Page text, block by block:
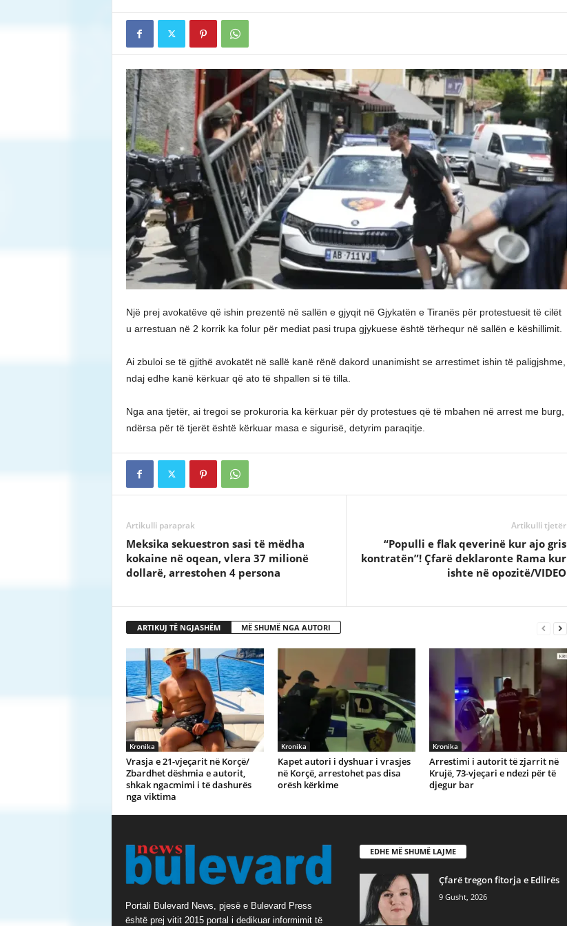
Një prej avokatëve që ishin prezentë në sallën e gjyqit në Gjykatën e Tiranës për protestuesit të cilët
u arrestuan në 2 korrik ka folur për mediat pasi trupa gjykuese është tërhequr në sallën e këshillimit.
Ai zbuloi se të gjithë avokatët në sallë kanë rënë dakord unanimisht se arrestimet ishin të paligjshme,
ndaj edhe kanë kërkuar që ato të shpallen si të tilla.
Nga ana tjetër, ai tregoi se prokuroria ka kërkuar për dy protestues që të mbahen në arrest me burg,
ndërsa për të tjerët është kërkuar masa e sigurisë, detyrim paraqitje.
Artikulli paraprak
Meksika sekuestron sasi të mëdha
kokaine në oqean, vlera 37 milionë
dollarë, arrestohen 4 persona
Artikulli tjetër
“Populli e flak qeverinë kur ajo gris
kontratën”! Çfarë deklaronte Rama kur
ishte në opozitë/VIDEO
ARTIKUJ TË NGJASHËM MË SHUMË NGA AUTORI
Kronika
Vrasja e 21-vjeçarit në Korçë/
Zbardhet dëshmia e autorit,
shkak ngacmimi i të dashurës
nga viktima
Kronika
Kapet autori i dyshuar i vrasjes
në Korçë, arrestohet pas disa
orësh kërkime
Kronika
Arrestimi i autorit të zjarrit në
Krujë, 73-vjeçari e ndezi për të
djegur bar
Portali Bulevard News, pjesë e Bulevard Press
është prej vitit 2015 portal i dedikuar informimit të
EDHE MË SHUMË LAJME
Çfarë tregon fitorja e Edlirës
9 Gusht, 2026